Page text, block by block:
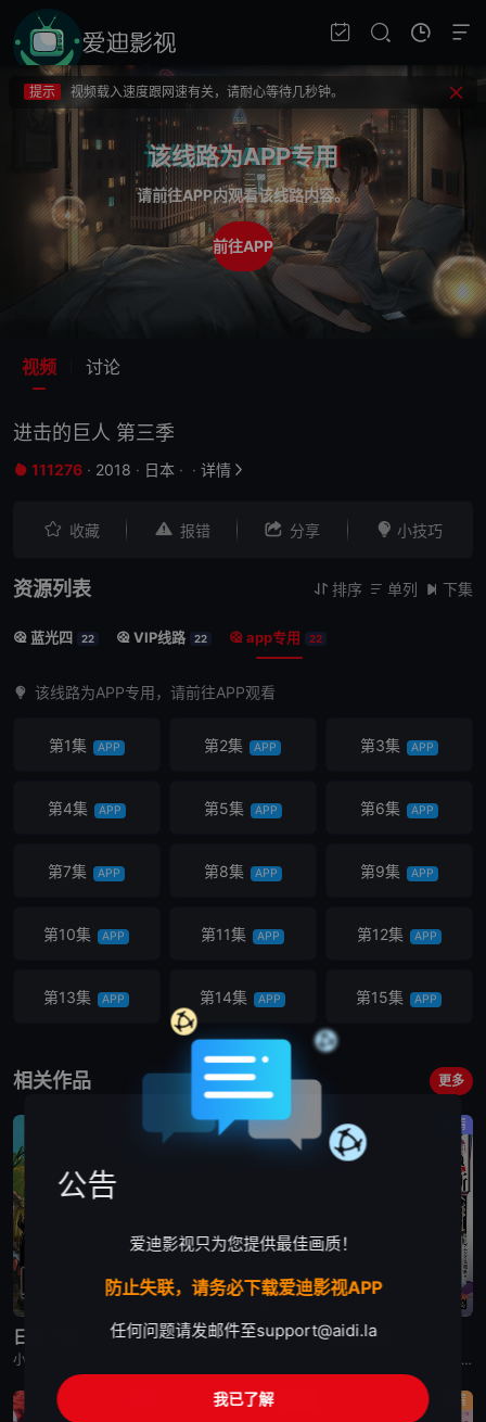
提示
提示
如果无法播放请重新刷新页面，或者切换线路。
提示
视频载入速度跟网速有关，请耐心等待几秒钟。
不要轻易相信视频中的广告，谨防上当受骗!
该线路为APP专用
请前往APP内观看该线路内容。
前往APP
视频 讨论
进击的巨人 第三季
 111276 · 2018 · 日本 · · 详情 
 收藏  报错  分享  小技巧
资源列表  排序  单列  下集
 蓝光四 22  VIP线路 22  app专用 22
该线路为APP专用，请前往APP观看
第1集 APP 第2集 APP 第3集 APP
第4集 APP 第5集 APP 第6集 APP
第7集 APP 第8集 APP 第9集 APP
第10集 APP 第11集 APP 第12集 APP
第13集 APP 第14集 APP 第15集 APP
第17集 APP
第20集 APP 第21集
第22集 APP
相关作品 更多
剧情
日本三国
动画
再见菈菈
剧情
朱音落语
永濑安奈,江口拓也,高桥李依,福山润,岛崎信长,小林千晃,阿座上洋平,山下诚一郎,盐野瑛久,寺杣昌纪,大塚明夫
剧情
公告
爱迪影视只为您提供最佳画质！
防止失联，请务必下载爱迪影视APP
任何问题请发邮件至support@aidi.la
我已了解